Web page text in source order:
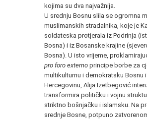
kojima su dva najvažnija.
U srednju Bosnu slila se ogromna
muslimanskih stradalnika, koje je
soldateska protjerala iz Podrinja
Bosna) i iz Bosanske krajine
Bosna). U isto vrijeme,
pro foro externo principe borbe za
multikulturnu i demokratsku Bosnu i
Hercegovinu, Alija Izetbegović
transformira političku i vojnu
striktno bošnjačku i islamsku. Na
srednje Bosne, potpuno